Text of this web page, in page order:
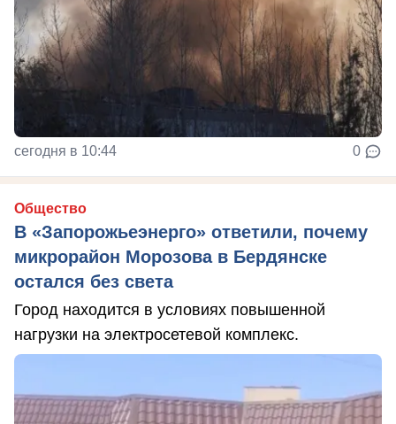
сегодня в 10:44 0
Общество
В «Запорожьеэнерго» ответили, почему
микрорайон Морозова в Бердянске
остался без света
Город находится в условиях повышенной
нагрузки на электросетевой комплекс.